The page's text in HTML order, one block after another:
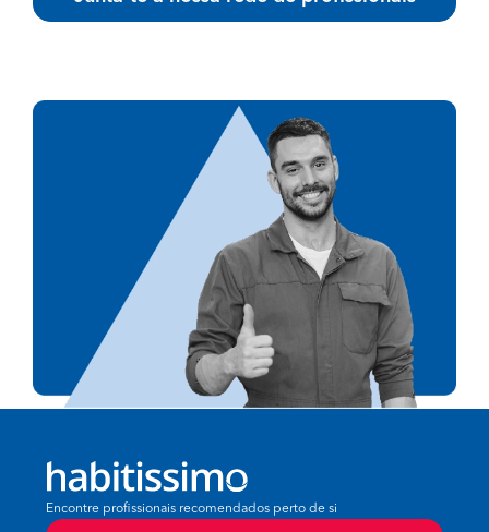
Encontre profissionais recomendados perto de si